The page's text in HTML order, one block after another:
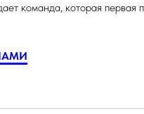
команда, которая первая